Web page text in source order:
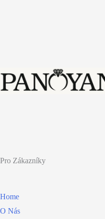
Pro Zákazníky
Home
O Nás